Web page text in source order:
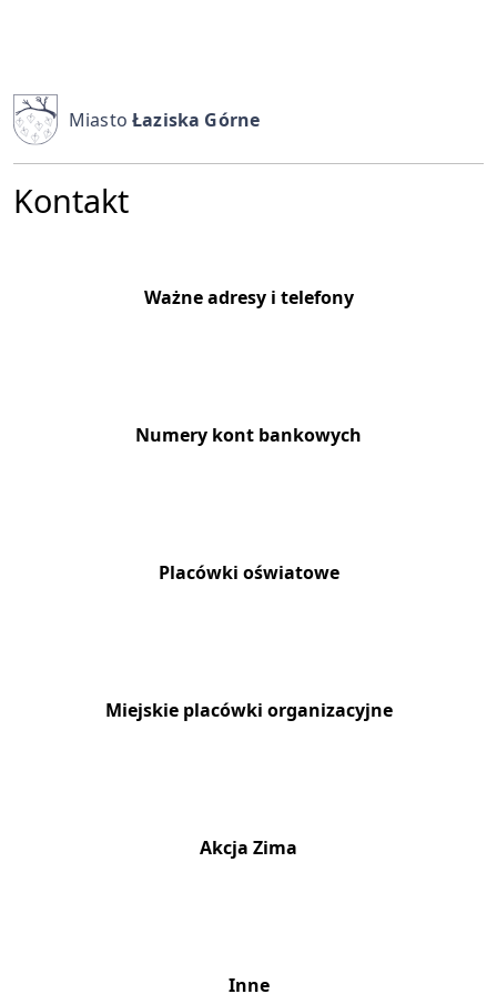
MiastoŁaziska Górne
Kontakt
Ważne adresy i telefony
Numery kont bankowych
Placówki oświatowe
Miejskie placówki organizacyjne
Akcja Zima
Inne